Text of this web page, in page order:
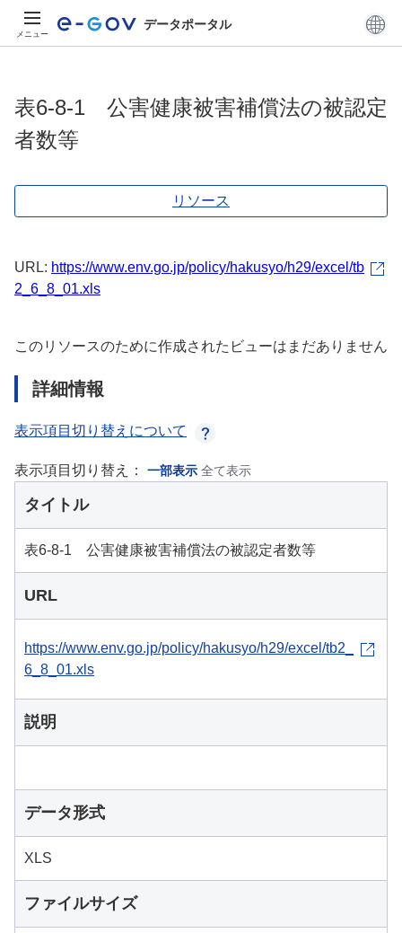
メニュー
データポータル
表6-8-1 公害健康被害補償法の被認定
者数等
リソース
URL: https://www.env.go.jp/policy/hakusyo/h29/excel/tb
2_6_8_01.xls
このリソースのために作成されたビューはまだありません
詳細情報
表示項目切り替えについて
表示項目切り替え： 一部表示 全て表示
タイトル
表6-8-1 公害健康被害補償法の被認定者数等
URL
https://www.env.go.jp/policy/hakusyo/h29/excel/tb2_
6_8_01.xls
説明
データ形式
XLS
ファイルサイズ